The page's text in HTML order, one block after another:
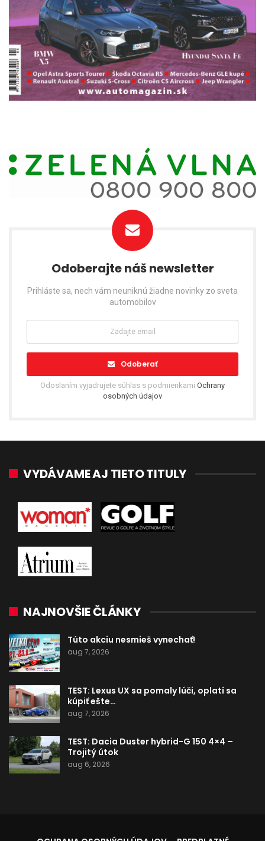
Odoberajte náš newsletter
Prihláste sa, nech vám neuniknú žiadne novinky zo sveta
automobilov
Odoberať
Odoslaním vyjadrujete súhlas s podmienkami Ochrany
osobných údajov
VYDÁVAME AJ TIETO TITULY
NAJNOVŠIE ČLÁNKY
Túto akciu nesmieš vynechať!
aug 7, 2026
TEST: Lexus UX sa pomaly lúči, oplatí sa
kúpiť ešte…
aug 7, 2026
TEST: Dacia Duster hybrid-G 150 4×4 –
Trojitý útok
aug 6, 2026